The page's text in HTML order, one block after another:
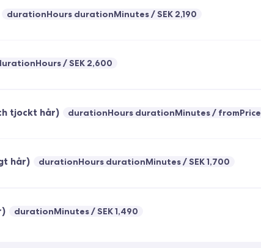
durationHours durationMinutes SEK 2,190
SEK 2,600
tjockt hår) durationHours durationMinutes fromPrice
hår) durationHours durationMinutes SEK 1,700
durationMinutes SEK 1,490